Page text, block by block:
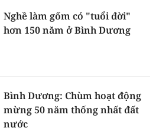
Nghề làm gốm có "tuổi đời"
hơn 150 năm ở Bình Dương
Bình Dương: Chùm hoạt động
mừng 50 năm thống nhất đất
nước